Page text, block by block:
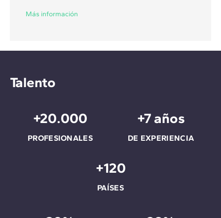
Más información
Talento
+20.000
PROFESIONALES
+7 años
DE EXPERIENCIA
+120
PAÍSES